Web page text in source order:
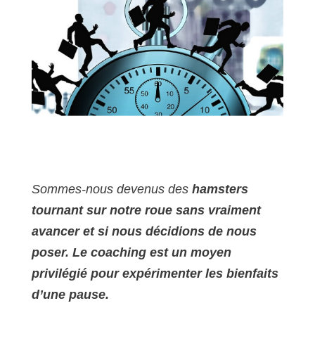
Sommes-nous devenus des hamsters
tournant sur notre roue sans vraiment
avancer et si nous décidions de nous
poser. Le coaching est un moyen
privilégié pour expérimenter les bienfaits
d’une pause.